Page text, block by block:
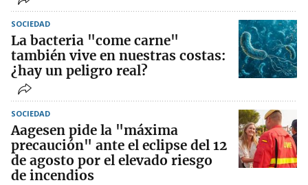
SOCIEDAD
La bacteria "come carne"
también vive en nuestras costas:
¿hay un peligro real?
SOCIEDAD
Aagesen pide la "máxima
precaución" ante el eclipse del 12
de agosto por el elevado riesgo
de incendios